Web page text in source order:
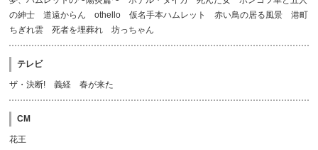
の紳士 道遠からん othello 仮名手本ハムレット 赤い鳥の居る風景 港町
ちぎれ雲 死者を埋葬れ 坊っちゃん
テレビ
ザ・決断! 義経 春が来た
CM
花王